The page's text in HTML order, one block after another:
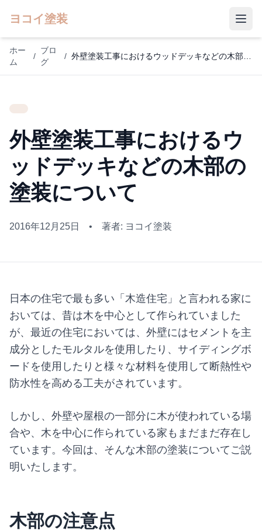
ヨコイ塗装
ホー
ム
/
ブロ
グ
/
外壁塗装工事におけるウ
ッドデッキなどの木部の
塗装について
2016年12月25日 • 著者: ヨコイ塗装
日本の住宅で最も多い「木造住宅」と言われる家に
おいては、昔は木を中心として作られていました
が、最近の住宅においては、外壁にはセメントを主
成分としたモルタルを使用したり、サイディングボ
ードを使用したりと様々な材料を使用して断熱性や
防水性を高める工夫がされています。
しかし、外壁や屋根の一部分に木が使われている場
合や、木を中心に作られている家もまだまだ存在し
ています。今回は、そんな木部の塗装についてご説
明いたします。
木部の注意点